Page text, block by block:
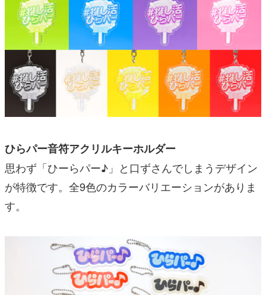
ひらパー音符アクリルキーホルダー
思わず「ひーらパー♪」と口ずさんでしまうデザイン
が特徴です。全9色のカラーバリエーションがありま
す。